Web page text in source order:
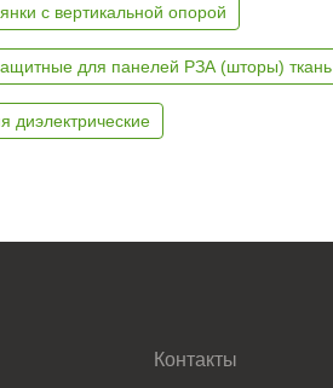
с вертикальной опорой
для панелей РЗА (шторы) ткань
диэлектрические
Контакты